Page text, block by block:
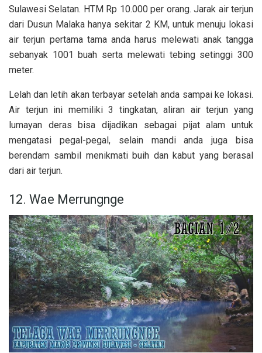
Sulawesi Selatan. HTM Rp 10.000 per orang. Jarak air terjun
dari Dusun Malaka hanya sekitar 2 KM, untuk menuju lokasi
air terjun pertama tama anda harus melewati anak tangga
sebanyak 1001 buah serta melewati tebing setinggi 300
meter.
Lelah dan letih akan terbayar setelah anda sampai ke lokasi.
Air terjun ini memiliki 3 tingkatan, aliran air terjun yang
lumayan deras bisa dijadikan sebagai pijat alam untuk
mengatasi pegal-pegal, selain mandi anda juga bisa
berendam sambil menikmati buih dan kabut yang berasal
dari air terjun.
12. Wae Merrungnge